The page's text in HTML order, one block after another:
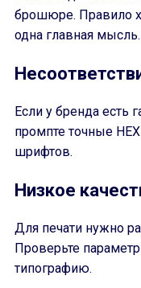
брошюре. Правило
одна главная мысль.
Если у бренда есть
промпте точные
шрифтов.
Низкое
Для печати нужно
Проверьте
типографию.